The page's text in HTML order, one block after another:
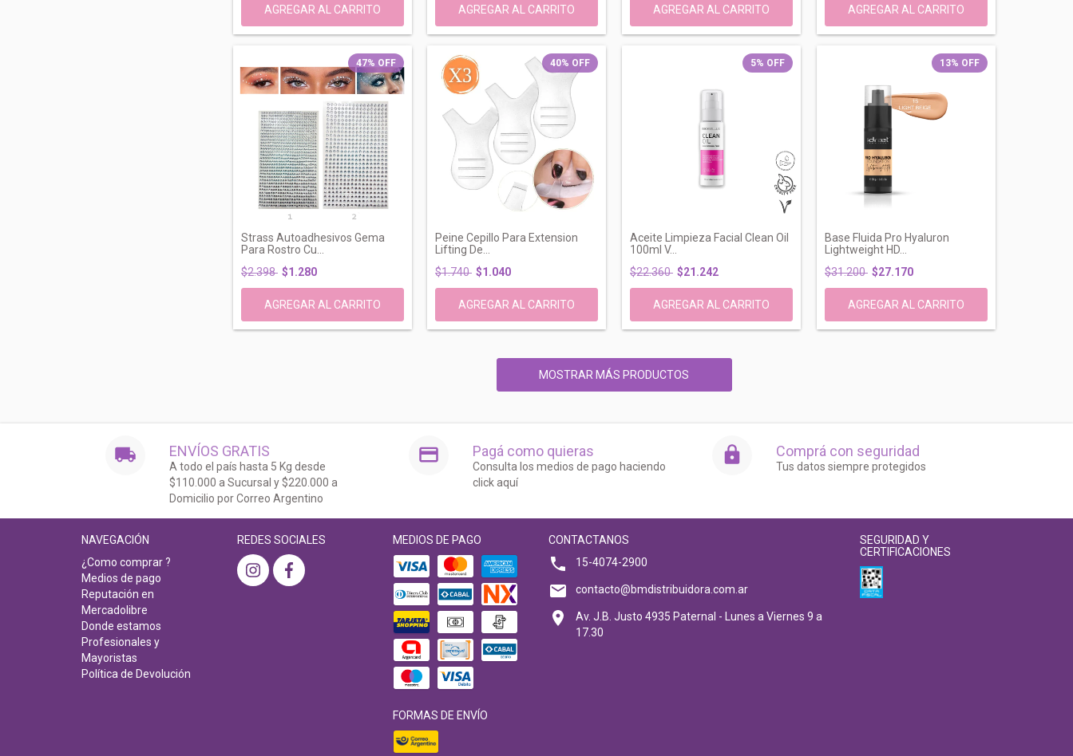
47% OFF
Strass Autoadhesivos Gema
Para Rostro Cu...
$2.398 $1.280
40% OFF
Peine Cepillo Para Extension
Lifting De...
$1.740 $1.040
5% OFF
Aceite Limpieza Facial Clean Oil
100ml V...
$22.360 $21.242
13% OFF
Base Fluida Pro Hyaluron
Lightweight HD...
$31.200 $27.170
MOSTRAR MÁS PRODUCTOS
ENVÍOS GRATIS
A todo el país hasta 5 Kg desde
$110.000 a Sucursal y $220.000 a
Domicilio por Correo Argentino
Pagá como quieras
Consulta los medios de pago haciendo
click aquí
Comprá con seguridad
Tus datos siempre protegidos
NAVEGACIÓN
¿Como comprar ?
Medios de pago
Reputación en
Mercadolibre
Donde estamos
Profesionales y
Mayoristas
Política de Devolución
REDES SOCIALES MEDIOS DE PAGO
FORMAS DE ENVÍO
CONTACTANOS
15-4074-2900
contacto@bmdistribuidora.com.ar
Av. J.B. Justo 4935 Paternal - Lunes a Viernes 9 a
17.30
SEGURIDAD Y
CERTIFICACIONES